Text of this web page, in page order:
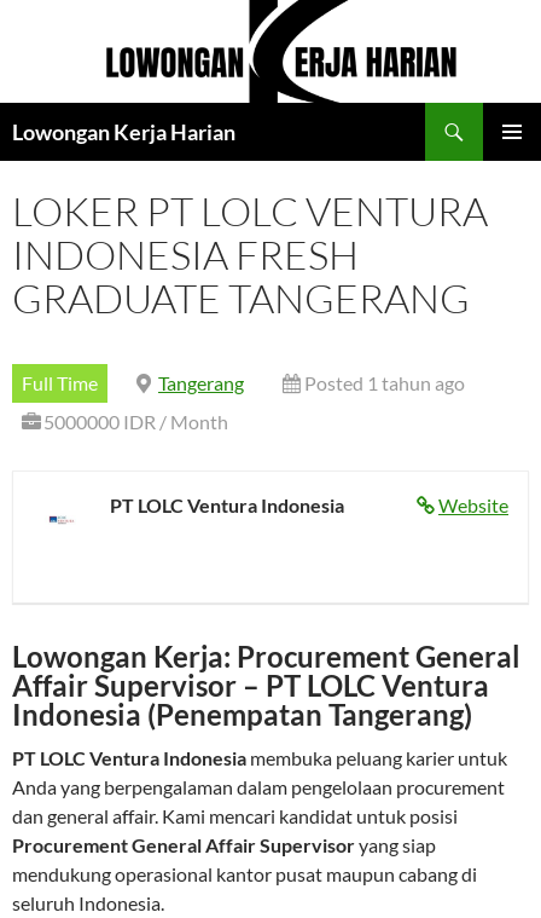
Lowongan Kerja Harian
LOKER PT LOLC VENTURA
INDONESIA FRESH
GRADUATE TANGERANG
Full Time Tangerang
Posted 1 tahun ago
5000000 IDR / Month
Website
PT LOLC Ventura Indonesia
Lowongan Kerja: Procurement General
Affair Supervisor – PT LOLC Ventura
Indonesia (Penempatan Tangerang)
PT LOLC Ventura Indonesia membuka peluang karier untuk
Anda yang berpengalaman dalam pengelolaan procurement
dan general affair. Kami mencari kandidat untuk posisi
Procurement General Affair Supervisoryang siap
mendukung operasional kantor pusat maupun cabang di
seluruh Indonesia.